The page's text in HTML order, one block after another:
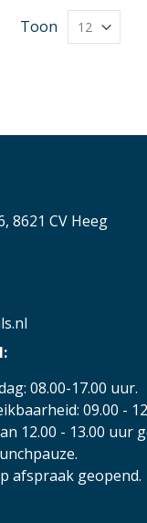
Toon
8621 CV Heeg
08.00-17.00 uur.
09.00 -
12.00 - 13.00 uur
afspraak geopend.